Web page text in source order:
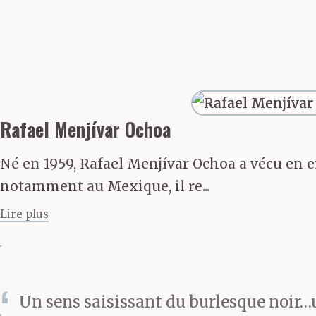
soulevèrent
les noeuds
pas dormir
Rafael Menjívar Ochoa
Né en 1959, Rafael Menjívar Ochoa a vécu
notamment au Mexique, il re...
Lire plus
Un sens saisissant du burlesque